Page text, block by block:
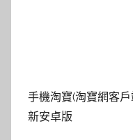
手機淘寶(淘寶網客
新安卓版